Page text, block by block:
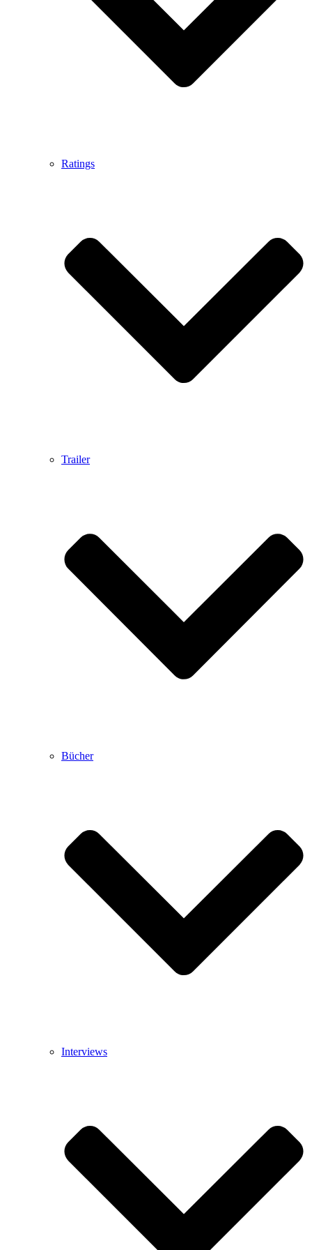
Ratings
Trailer
Bücher
Interviews